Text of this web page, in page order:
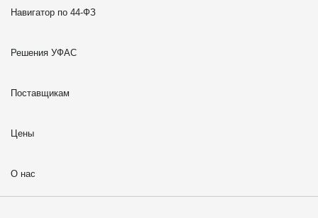
Навигатор по 44-ФЗ
Решения УФАС
Поставщикам
Цены
О нас